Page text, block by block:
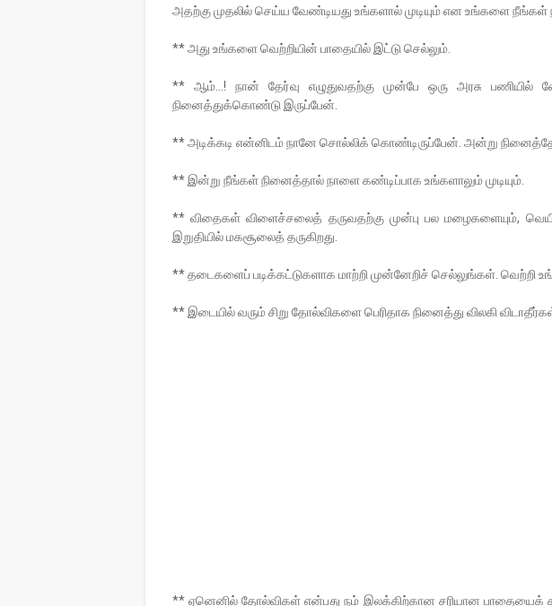
அதற்கு முதலில் செய்ய வேண்டியது உங்களால் முடியும் என உங்களை நீங்கள்
** அது உங்களை வெற்றியின் பாதையில் இட்டு செல்லும்.
** ஆம்…! நான் தேர்வு எழுதுவதற்கு முன்பே ஒரு அரசு
நினைத்துக்கொண்டு இருப்பேன்.
** அடிக்கடி என்னிடம் நானே சொல்லிக் கொண்டிருப்பேன். அன்று
** இன்று நீங்கள் நினைத்தால் நாளை கண்டிப்பாக உங்களாலும் முடியும்.
** விதைகள் விளைச்சலைத் தருவதற்கு முன்பு பல மழைகளையும்,
இறுதியில் மகசூலைத் தருகிறது.
** தடைகளைப் படிக்கட்டுகளாக மாற்றி முன்னேறிச் செல்லுங்கள். வெற்றி
** இடையில் வரும் சிறு தோல்விகளை பெரிதாக நினைத்து விலகி
** ஏனெனில் தோல்விகள் என்பது நம் இலக்கிற்கான சரியான பாதையைக்